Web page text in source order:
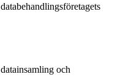
och